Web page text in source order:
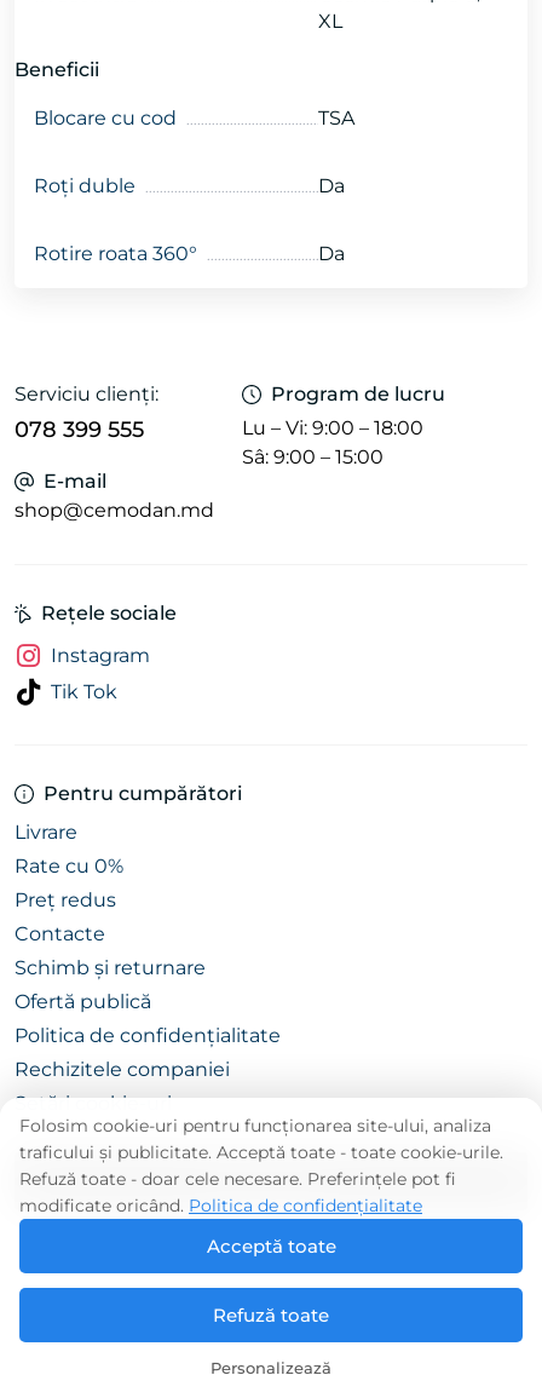
XL
Beneficii
Blocare cu cod TSA
Roți duble Da
Rotire roata 360° Da
Serviciu clienți:
078 399 555
Program de lucru
Lu – Vi: 9:00 – 18:00
Sâ: 9:00 – 15:00
E-mail
shop@cemodan.md
Pentru cumpărători
Livrare
Rate cu 0%
Preț redus
Contacte
Schimb și returnare
Ofertă publică
Politica de confidențialitate
Rechizitele companiei
Setări cookie-uri
CATALOG
Rețele sociale
Instagram
Tik Tok
© «CEMODAN.MD» Drepturi rezervate. 2026
Folosim cookie-uri pentru funcționarea site-ului, analiza
traficului și publicitate. Acceptă toate - toate cookie-urile.
Refuză toate - doar cele necesare. Preferințele pot fi
modificate oricând. Politica de confidențialitate
Personalizează
Refuză toate
Acceptă toate